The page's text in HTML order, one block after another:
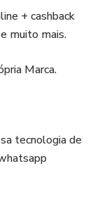
+ cashback
muito mais.
Marca.
tecnologia de